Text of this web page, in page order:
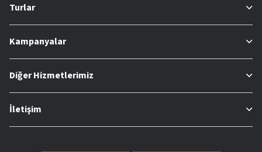
Turlar
Kampanyalar
Diğer Hizmetlerimiz
İletişim